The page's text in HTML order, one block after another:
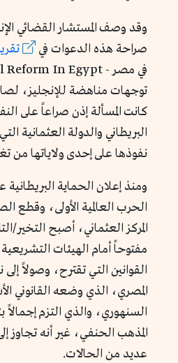
وقد وصف المستشار القضائي
صراحة هذه الدعوات في
توجهات مناهضة للإنجليز،
كانت المسألة إذن صراعاً على
البريطاني والدولة العثمانية
نفوذها على إحدى ولاياتها من
ومنذ إعلان الحماية
الحرب العالمية الأولى، وقطع
المركز العثماني، أصبح التخير/
مفتوحاً أمام الهيئات
القوانين التي تقترح، وصولاً إلى
المصري، الذي وضعه القانوني
السنهوري، والذي التزم إجمالاً
المذهب الحنفي، غير أنه تجاوز
عديد من الحالات.